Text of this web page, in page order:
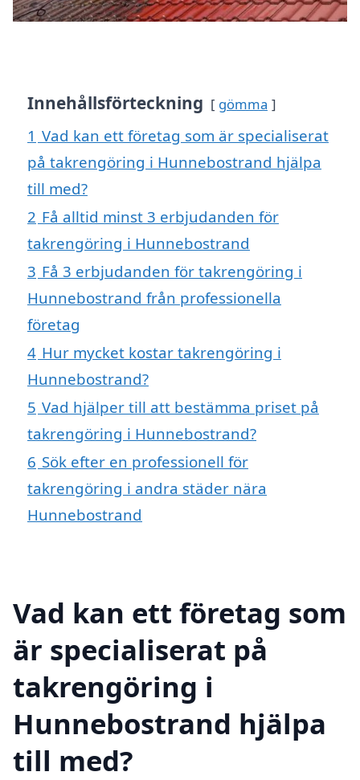
Innehållsförteckning gömma
1 Vad kan ett företag som är specialiserat
på takrengöring i Hunnebostrand hjälpa
till med?
2 Få alltid minst 3 erbjudanden för
takrengöring i Hunnebostrand
3 Få 3 erbjudanden för takrengöring i
Hunnebostrand från professionella
företag
4 Hur mycket kostar takrengöring i
Hunnebostrand?
5 Vad hjälper till att bestämma priset på
takrengöring i Hunnebostrand?
6 Sök efter en professionell för
takrengöring i andra städer nära
Hunnebostrand
Vad kan ett företag som
är specialiserat på
takrengöring i
Hunnebostrand hjälpa
till med?